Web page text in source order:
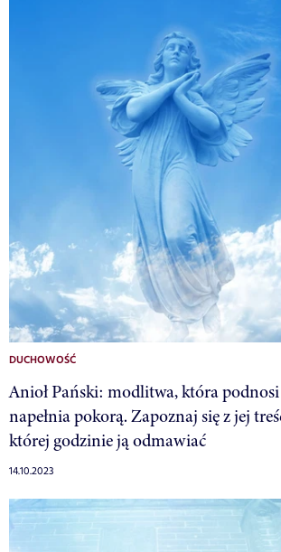
DUCHOWOŚĆ
Anioł Pański: modlitwa, która
napełnia pokorą. Zapoznaj się z jej
której godzinie ją odmawiać
14.10.2023